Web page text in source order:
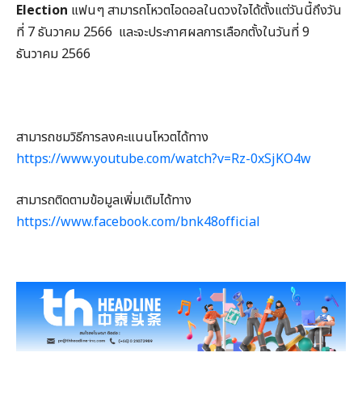
Election แฟนๆ สามารถโหวตไอดอลในดวงใจได้ตั้งแต่วันนี้ถึงวัน
ที่ 7 ธันวาคม 2566 และจะประกาศผลการเลือกตั้งในวันที่ 9
ธันวาคม 2566
สามารถชมวิธีการลงคะแนนโหวตได้ทาง
https://www.youtube.com/watch?v=Rz-0xSjKO4w
สามารถติดตามข้อมูลเพิ่มเติมได้ทาง
https://www.facebook.com/bnk48official